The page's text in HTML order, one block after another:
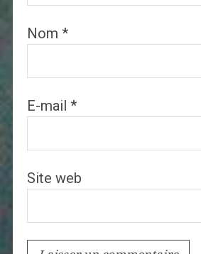
Nom *
E-mail *
Site web